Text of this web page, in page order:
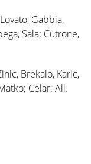
Gabbia,
Sala; Cutrone,
Brekalo, Karic,
Celar. All.